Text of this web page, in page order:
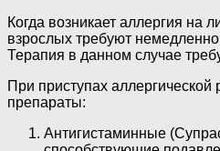
Когда возникает аллергия на
взрослых требуют
Терапия в данном случае
При приступах аллергической
препараты:
Антигистаминные